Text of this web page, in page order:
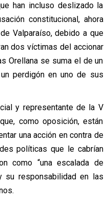
han incluso deslizado la
constitucional, ahora
Valparaíso, debido a que
dos víctimas del accionar
Orellana se suma el de un
perdigón en uno de sus
y representante de la V
como oposición, están
una acción en contra de
políticas que le cabrían
como “una escalada de
su responsabilidad en las